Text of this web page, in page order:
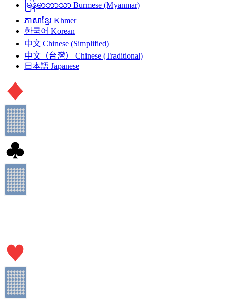
မြန်မာဘာသာ Burmese (Myanmar)
ភាសាខ្មែរ Khmer
한국어 Korean
中文 Chinese (Simplified)
中文（台灣）
Chinese (Traditional)
日本語 Japanese